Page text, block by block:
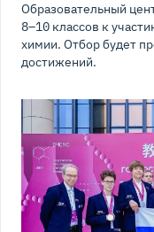
Образовательный
8–10 классов к
химии. Отбор будет
достижений.